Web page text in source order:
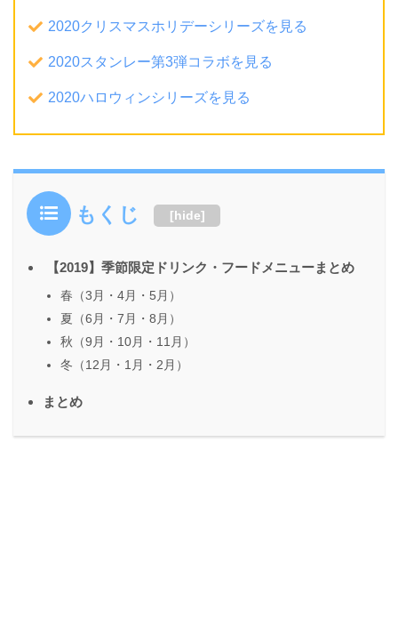
2020クリスマスホリデーシリーズを見る
2020スタンレー第3弾コラボを見る
2020ハロウィンシリーズを見る
もくじ [hide]
【2019】季節限定ドリンク・フードメニューまとめ
春（3月・4月・5月）
夏（6月・7月・8月）
秋（9月・10月・11月）
冬（12月・1月・2月）
まとめ